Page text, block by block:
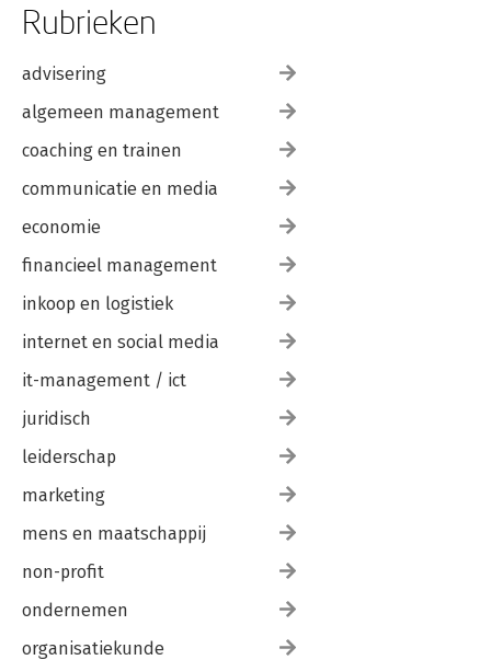
Rubrieken
advisering
algemeen management
coaching en trainen
communicatie en media
economie
financieel management
inkoop en logistiek
internet en social media
it-management / ict
juridisch
leiderschap
marketing
mens en maatschappij
non-profit
ondernemen
organisatiekunde